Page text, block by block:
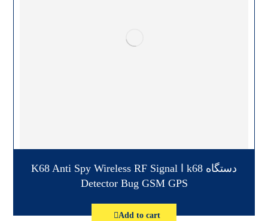
دستگاه k68 ا K68 Anti Spy Wireless RF Signal
Detector Bug GSM GPS
Add to cart